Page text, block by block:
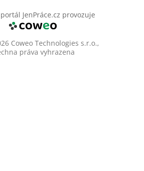
JenPráce.cz provozuje
Coweo Technologies s.r.o.,
práva vyhrazena